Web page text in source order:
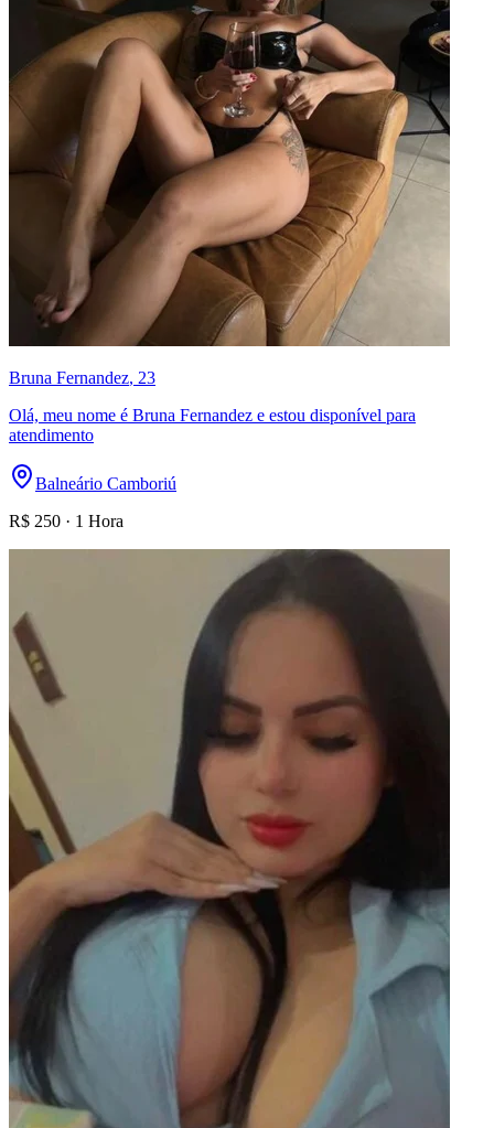
Bruna Fernandez, 23
Olá, meu nome é Bruna Fernandez e estou disponível para
atendimento
Balneário Camboriú
R$ 250 · 1 Hora